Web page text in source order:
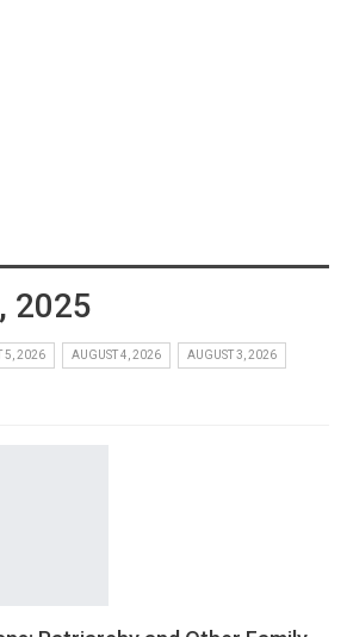
2025
5, 2026 AUGUST 4, 2026 AUGUST 3, 2026